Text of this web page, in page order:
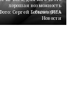
хорошая возможность
позагорать
Сергей Бобылев/РИА
Новости